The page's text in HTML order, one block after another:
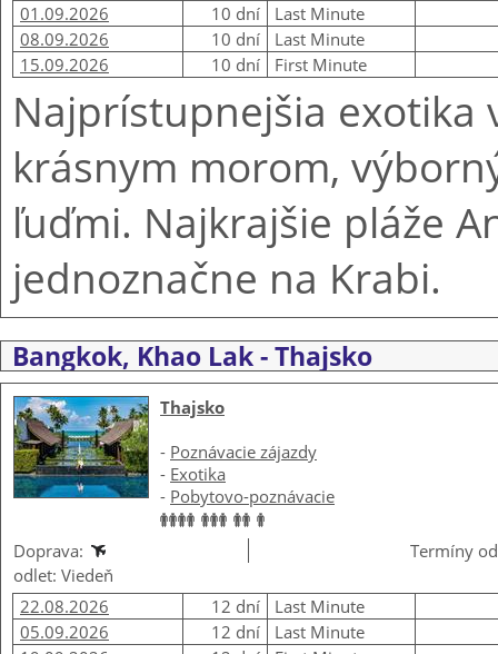
01.09.2026
10 dní Last Minute
08.09.2026
10 dní Last Minute
15.09.2026
10 dní First Minute
Najprístupnejšia exotika
krásnym morom,
ľuďmi. Najkrajšie pláže
jednoznačne na Krabi.
Bangkok, Khao Lak - Thajsko
Thajsko
- Poznávacie zájazdy
- Exotika
- Pobytovo-poznávacie
Doprava:
Termíny
odlet: Viedeň
22.08.2026
12 dní Last Minute
05.09.2026
12 dní Last Minute